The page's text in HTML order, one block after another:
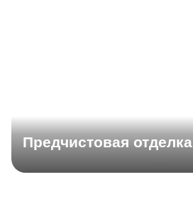
Предчистовая отделка